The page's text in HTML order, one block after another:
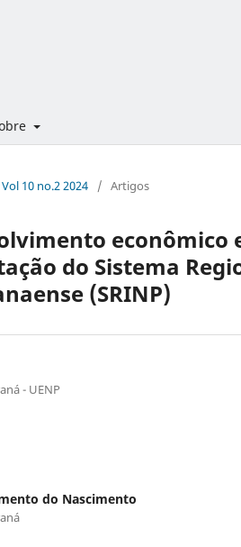
10 no.2 2024 / Artigos
econômico
do Sistema
(SRINP)
- UENP
do Nascimento